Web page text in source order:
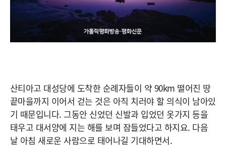
산티아고 대성당에 도착한 순례자들이 약 90km 떨어진 땅
끝마을까지 이어서 걷는 것은 아직 치러야 할 의식이 남아있
기 때문입니다. 그동안 신었던 신발과 입었던 옷가지 등을
태우고 대서양에 지는 해를 보며 잠들었다고 하지요. 다음
날 아침 새로운 사람으로 태어나길 기대하면서.